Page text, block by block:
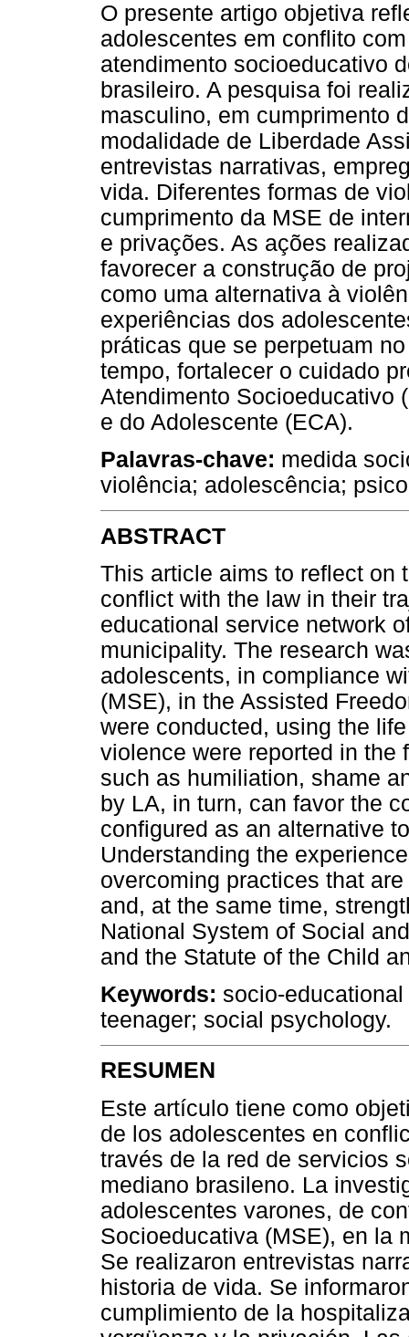
O presente artigo objetiva
adolescentes em conflito
atendimento socioeducativo
brasileiro. A pesquisa foi
masculino, em cumprimento
modalidade de Liberdade
entrevistas narrativas,
vida. Diferentes formas de
cumprimento da MSE de
e privações. As ações
favorecer a construção de
como uma alternativa à
experiências dos
práticas que se perpetuam
tempo, fortalecer o cuidado
Atendimento Socioeducativo
e do Adolescente (ECA).
Palavras-chave: medida
violência; adolescência;
ABSTRACT
This article aims to reflect on
conflict with the law in their
educational service network
municipality. The research
adolescents, in compliance
(MSE), in the Assisted
were conducted, using the
violence were reported in
such as humiliation, shame
by LA, in turn, can favor the
configured as an alternative
Understanding the
overcoming practices that
and, at the same time,
National System of Social
and the Statute of the Child
Keywords: socio-
teenager; social psychology.
RESUMEN
Este artículo tiene como
de los adolescentes en
través de la red de servicios
mediano brasileno. La
adolescentes varones, de
Socioeducativa (MSE), en la
Se realizaron entrevistas
historia de vida. Se
cumplimiento de la